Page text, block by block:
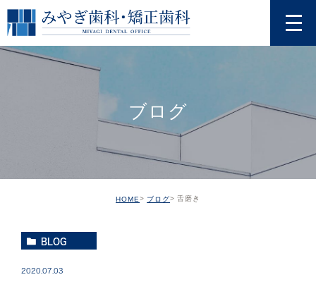
ブログ
HOME ブログ 舌磨き
BLOG
2020.07.03